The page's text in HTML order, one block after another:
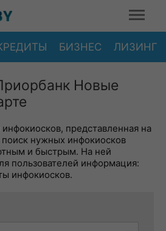
БИЗНЕС ЛИЗИНГ
Новые
инфокиосков, представленная на
нужных инфокиосков
и быстрым. На ней
пользователей информация:
инфокиосков.